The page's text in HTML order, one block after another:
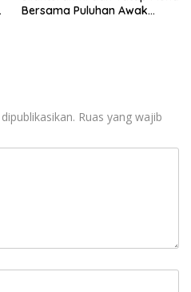
Bersama Puluhan Awak
Ruas yang wajib